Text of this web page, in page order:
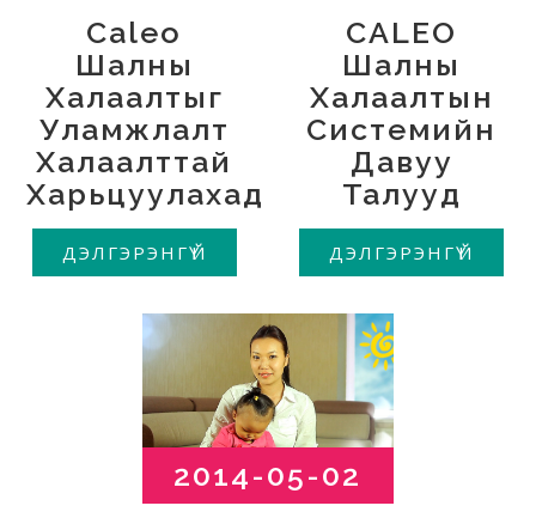
Caleo
Шалны
Халаалтыг
Уламжлалт
Халаалттай
Харьцуулахад
ДЭЛГЭРЭНГҮЙ
CALEO
Шалны
Халаалтын
Системийн
Давуу
Талууд
ДЭЛГЭРЭНГҮЙ
2014-05-02